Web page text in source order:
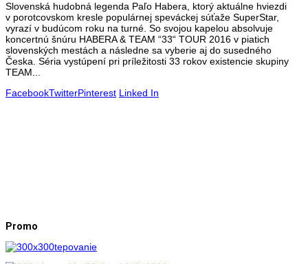
Slovenská hudobná legenda Paľo Habera, ktorý aktuálne hviezdi
v porotcovskom kresle populárnej speváckej súťaže SuperStar,
vyrazí v budúcom roku na turné. So svojou kapelou absolvuje
koncertnú šnúru HABERA & TEAM “33“ TOUR 2016 v piatich
slovenských mestách a následne sa vyberie aj do susedného
Česka. Séria vystúpení pri príležitosti 33 rokov existencie skupiny
TEAM...
FacebookTwitterPinterest Linked In
Promo